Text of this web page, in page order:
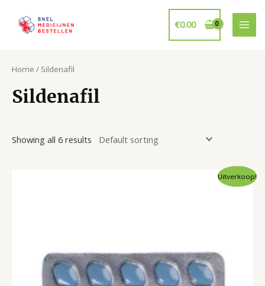
€0.00
Home / Sildenafil
Sildenafil
Showing all 6 results
Uitverkoop!